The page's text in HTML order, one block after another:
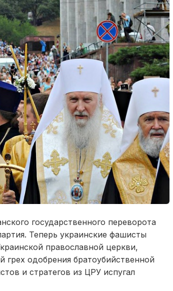
государственного переворота
Теперь украинские фашисты
православной церкви,
грех одобрения братоубийственной
и стратегов из ЦРУ испугал